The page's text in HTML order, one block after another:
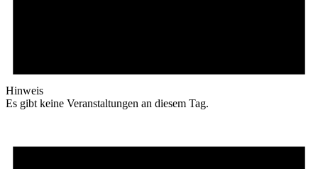
Hinweis
Es gibt keine Veranstaltungen an diesem Tag.